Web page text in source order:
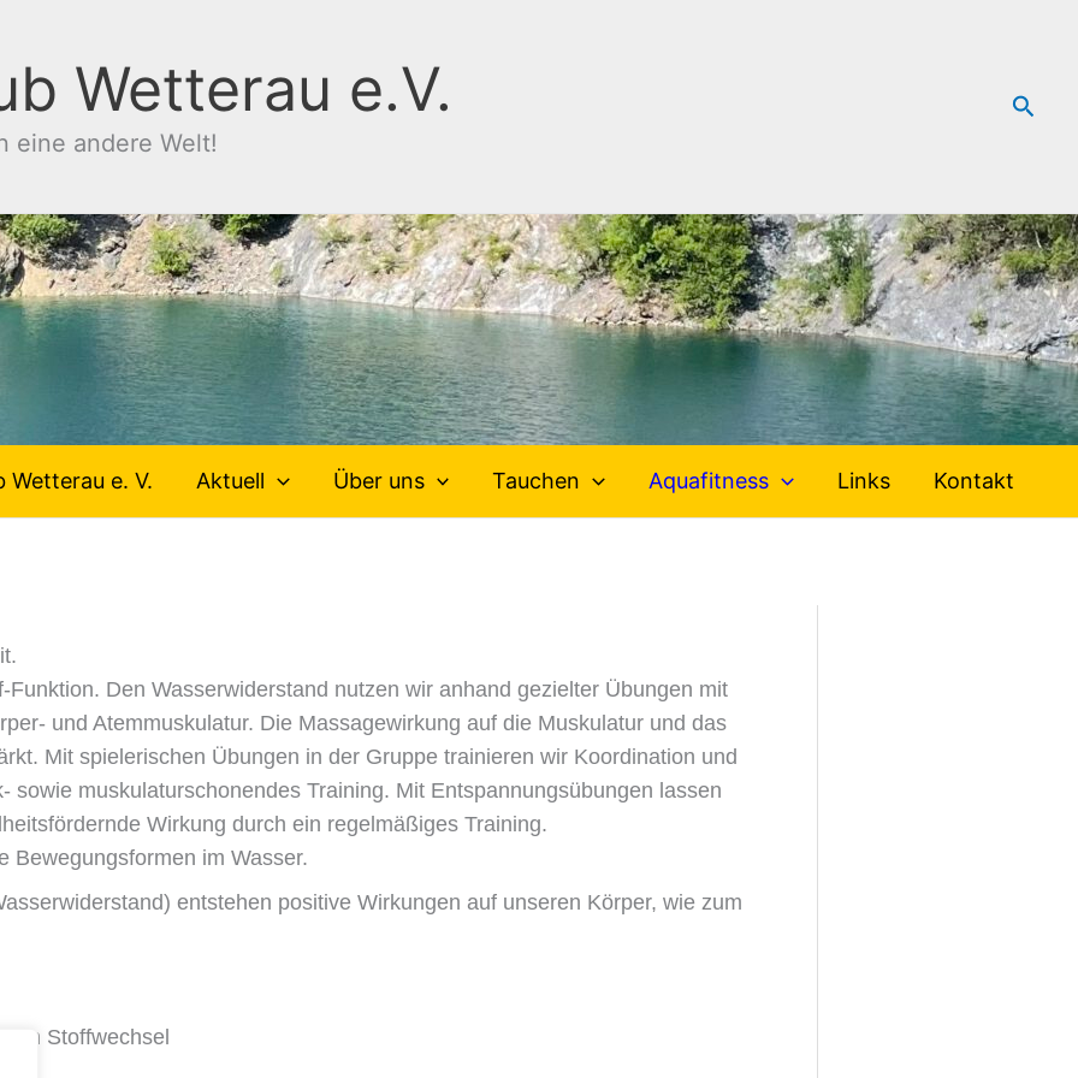
Wetterau e.V.
eine andere Welt!
Wetterau e. V. Aktuell Über uns Tauchen Aquafitness Links Kontakt
Den Wasserwiderstand nutzen wir anhand gezielter Übungen mit
und Atemmuskulatur. Die Massagewirkung auf die Muskulatur und das
Mit spielerischen Übungen in der Gruppe trainieren wir Koordination und
sowie muskulaturschonendes Training. Mit Entspannungsübungen lassen
Wirkung durch ein regelmäßiges Training.
Bewegungsformen im Wasser.
entstehen positive Wirkungen auf unseren Körper, wie zum
Stoffwechsel